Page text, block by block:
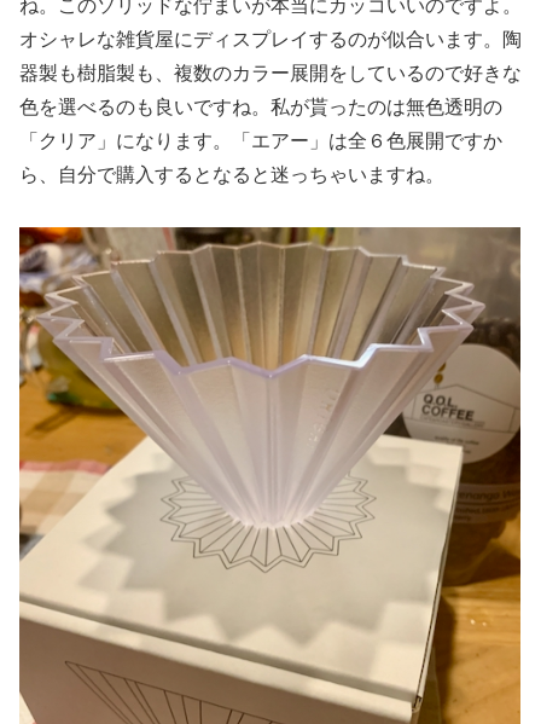
ね。このソリッドな佇まいが本当にカッコいいのですよ。
オシャレな雑貨屋にディスプレイするのが似合います。陶
器製も樹脂製も、複数のカラー展開をしているので好きな
色を選べるのも良いですね。私が貰ったのは無色透明の
「クリア」になります。「エアー」は全６色展開ですか
ら、自分で購入するとなると迷っちゃいますね。